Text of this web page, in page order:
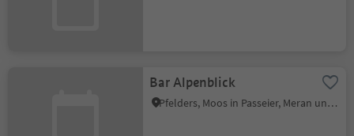
Bar Alpenblick
Pfelders, Moos in Passeier, Meran und Umgebung